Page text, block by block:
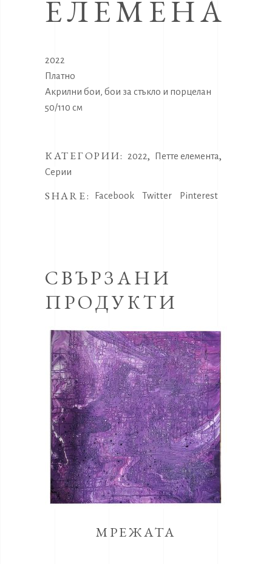
ЕЛЕМЕНА
2022
Платно
Акрилни бои, бои за стъкло и порцелан
50/110 см
КАТЕГОРИИ: 2022, Петте елемента,
Серии
SHARE: Facebook Twitter Pinterest
СВЪРЗАНИ
ПРОДУКТИ
МРЕЖАТА